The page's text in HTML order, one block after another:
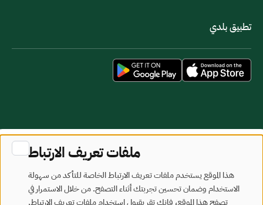
تطبيق بلدي
خريطة الموقعشروط الاستخدام
تم تطويره وصيانته بواسطة وزارة البلديات والإسكان
ملفات تعريف الارتباط
هذا الموقع يستخدم ملفات تعريف الارتباط الخاصة للتأكد من سهولة
الاستخدام وضمان تحسين تجربتك أثناء التصفح. من خلال الاستمرار في
تصفح هذا الموقع، فإنك تقر بقبول استخدام ملفات تعريف الارتباط.